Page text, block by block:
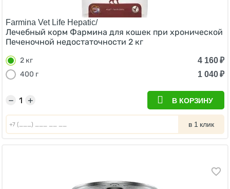
Farmina Vet Life Hepatic/
Лечебный корм Фармина для кошек при хронической
Печеночной недостаточности 2 кг
2 кг 4 160₽
400 г
1 040₽
+
− В КОРЗИНУ
в 1 клик